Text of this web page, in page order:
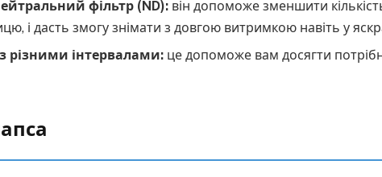
фільтр (ND): він допоможе зменшити
і дасть змогу знімати з довгою витримкою навіть у
різними інтервалами: це допоможе вам досягти